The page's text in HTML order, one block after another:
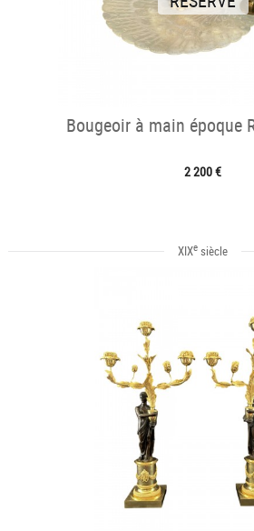
Bougeoir à main époque
2 200 €
XIXe siècle